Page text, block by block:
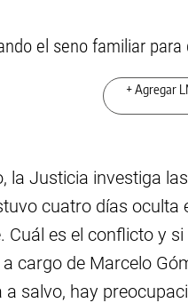
el seno familiar
+ Agregar
la Justicia investiga
cuatro días
es el conflicto y
cargo de Marcelo
salvo, hay